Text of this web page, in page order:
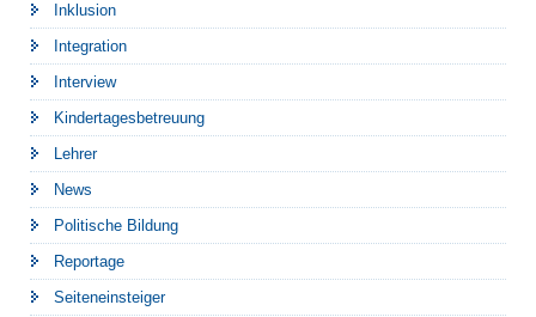
Inklusion
Integration
Interview
Kindertagesbetreuung
Lehrer
News
Politische Bildung
Reportage
Seiteneinsteiger